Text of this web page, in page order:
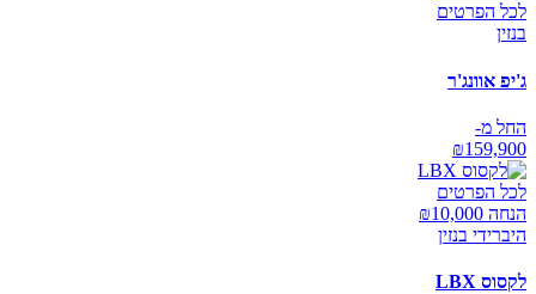
לכל הפרטים
בנזין
ג'יפ אוונג'ר
החל מ-
₪159,900
לכל הפרטים
הנחה ₪ 10,000
היברידי בנזין
לקסוס LBX